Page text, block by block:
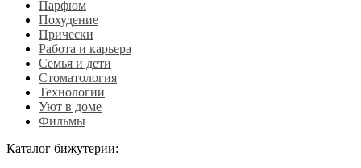
Парфюм
Похудение
Прически
Работа и карьера
Семья и дети
Стоматология
Технологии
Уют в доме
Фильмы
Каталог бижутерии: